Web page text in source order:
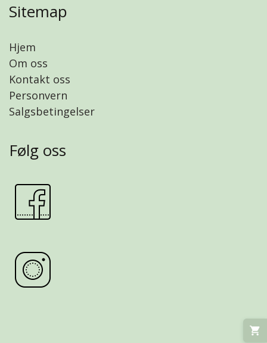
Sitemap
Hjem
Om oss
Kontakt oss
Personvern
Salgsbetingelser
Følg oss